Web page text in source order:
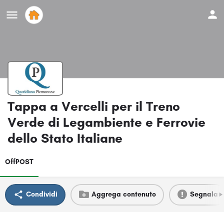
Tappa a Vercelli per il Treno
Verde di Legambiente e Ferrovie
dello Stato Italiane
OffPOST
Condividi Aggrega contenuto Segnala